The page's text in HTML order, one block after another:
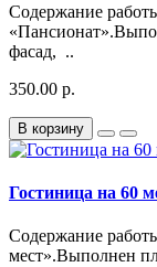
Содержание
фасад, ..
350.00 р.
В корзину
Гостиница на 60
Содержание
мест».Выполнен